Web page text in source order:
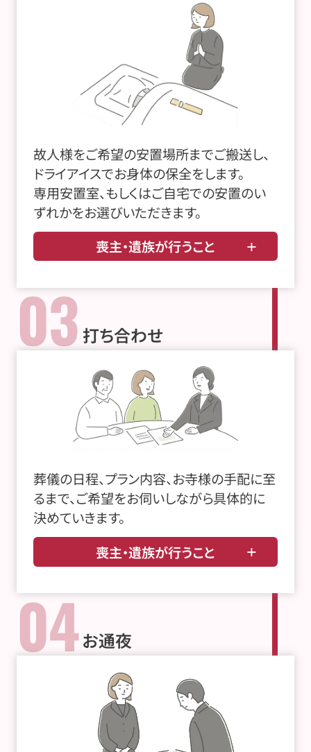
故人様をご希望の安置場所までご搬送し、
ドライアイスでお身体の保全をします。
専用安置室、もしくはご自宅での安置のい
ずれかをお選びいただきます。
喪主・遺族が行うこと
03 打ち合わせ
葬儀の日程、プラン内容、お寺様の手配に至
るまで、ご希望をお伺いしながら具体的に
決めていきます。
喪主・遺族が行うこと
04お通夜